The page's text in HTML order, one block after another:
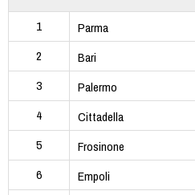
1
Parma
2
Bari
3
Palermo
4
Cittadella
5
Frosinone
6
Empoli